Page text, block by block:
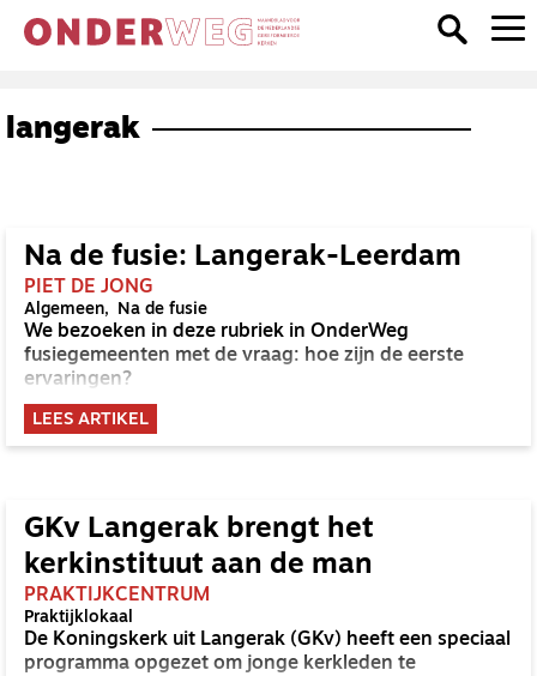
langerak
Na de fusie: Langerak-Leerdam
PIET DE JONG
Algemeen Na de fusie
We bezoeken in deze rubriek in OnderWeg
fusiegemeenten met de vraag: hoe zijn de eerste
ervaringen?
LEES ARTIKEL
GKv Langerak brengt het
kerkinstituut aan de man
PRAKTIJKCENTRUM
Praktijklokaal
De Koningskerk uit Langerak (GKv) heeft een speciaal
programma opgezet om jonge kerkleden te